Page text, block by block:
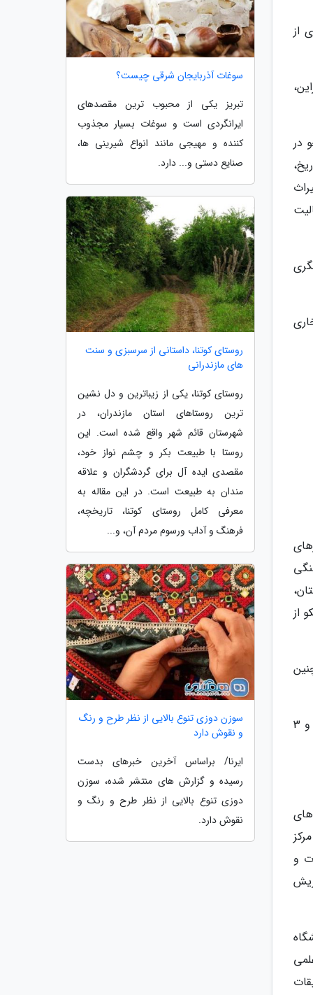
به صورت مجازی از
همچنین همکاری بیش از 40 دانشجو در
از
حمیده اکبری، دبیر اجرایی جشنواره ایران نما امسال را بر عهده داشته و تعداد 65 پایان نامه، 1508 عکس از 184 عکاس و 3
غالب هرات و
ای و علمی
سوغات آذربایجان شرقی چیست؟
تبریز یکی از محبوب ترین مقصدهای
ایرانگردی است و سوغات بسیار مجذوب
کننده و مهیجی مانند انواع شیرینی ها،
صنایع دستی و... دارد.
روستای کوتنا، داستانی از سرسبزی و سنت
های مازندرانی
روستای کوتنا، یکی از زیباترین و دل نشین
ترین روستاهای استان مازندران، در
شهرستان قائم شهر واقع شده است. این
روستا با طبیعت بکر و چشم نواز خود،
مقصدی ایده آل برای گردشگران و علاقه
مندان به طبیعت است. در این مقاله به
معرفی کامل روستای کوتنا، تاریخچه،
فرهنگ و آداب ورسوم مردم آن، و...
سوزن دوزی تنوع بالایی از نظر طرح و رنگ
و نقوش دارد
ایرنا/ براساس آخرین خبرهای بدست
رسیده و گزارش های منتشر شده، سوزن
دوزی تنوع بالایی از نظر طرح و رنگ و
نقوش دارد.